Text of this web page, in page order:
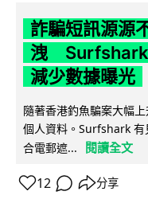
詐騙短訊源源
洩 Surfshark
減少數據曝光
隨著香港釣魚騙案大幅
個人資料。Surfshark
合電郵遮...
閱讀全文
12 分享